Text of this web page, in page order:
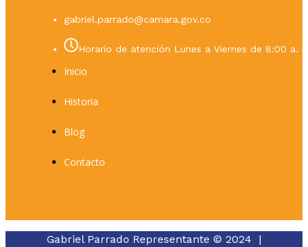
gabriel.parrado@camara.gov.co
Horario de atención Lunes a Viernes de 8:00 a.
Inicio
Historia
Blog
Contacto
Gabriel Parrado Representante © 2024 |